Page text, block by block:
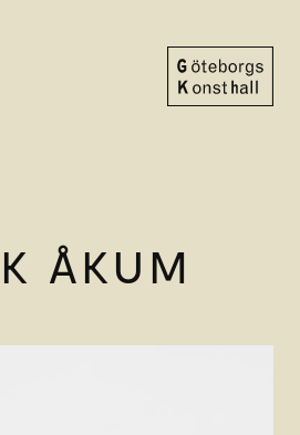
ÅKUM